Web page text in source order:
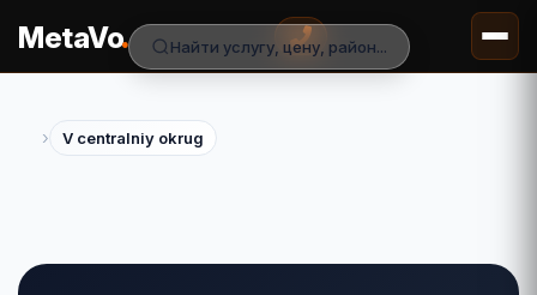
MetaVo.
› V centralniy okrug
Найти услугу, цену, район...